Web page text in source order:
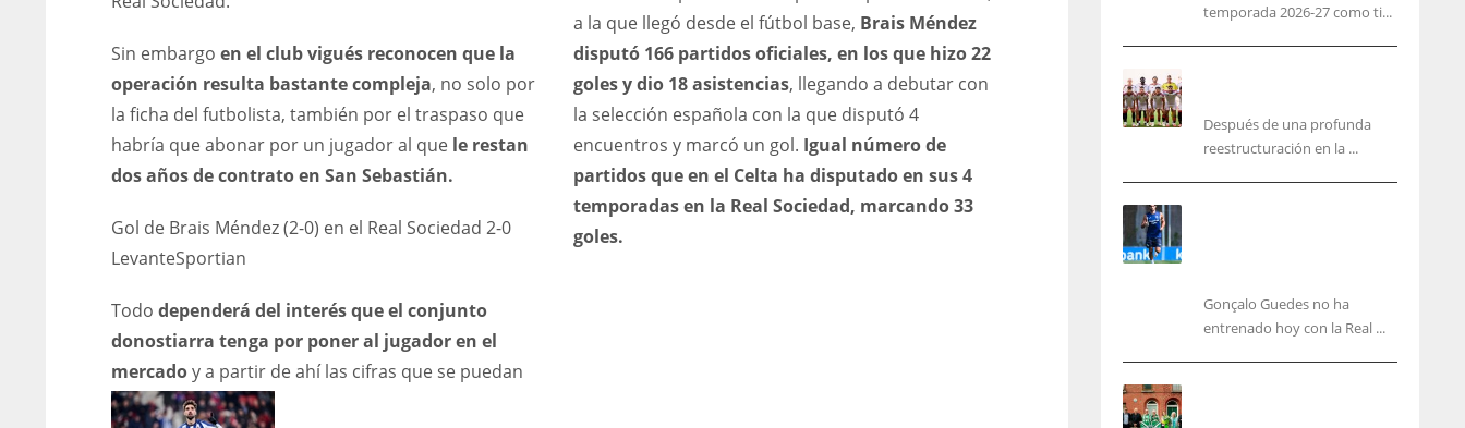
Sin embargo en el club vigués reconocen que la
operación resulta bastante compleja, no solo por
la ficha del futbolista, también por el traspaso que
habría que abonar por un jugador al que le restan
dos años de contrato en San Sebastián.
Gol de Brais Méndez (2-0) en el Real Sociedad 2-0
LevanteSportian
Todo dependerá del interés que el conjunto
donostiarra tenga por poner al jugador en el
mercadoy a partir de ahí las cifras que se puedan
a la que llegó desde el fútbol base, Brais Méndez
disputó 166 partidos oficiales, en los que hizo 22
goles y dio 18 asistencias, llegando a debutar con
la selección española con la que disputó 4
encuentros y marcó un gol. Igual número de
partidos que en el Celta ha disputado en sus 4
temporadas en la Real Sociedad, marcando 33
goles.
temporada 2026-27 como ti...
Después de una profunda
reestructuración en la ...
Gonçalo Guedes no ha
entrenado hoy con la Real ...